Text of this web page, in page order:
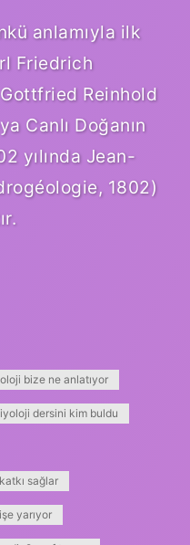
anlamıyla ilk
Friedrich
Reinhold
Canlı Doğanın
yılında Jean-
1802)
bize ne anlatıyor
dersini kim buldu
sağlar
yarıyor